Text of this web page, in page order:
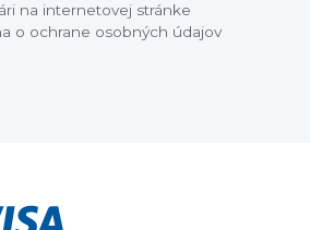
na internetovej stránke
o ochrane osobných údajov